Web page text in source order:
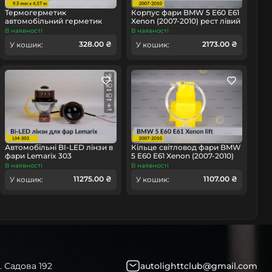
Термогерметик
автомобільний герметик
для фар Orgavyl Оргавіл
В наявності
У кошик: 328.00 ₴
Корпус фари BMW 5 E60 E61
Xenon (2007-2010) рест лівий
В наявності
У кошик: 2173.00 ₴
Автомобільні BI-LED лінзи в
фари Lemarix 303
В наявності
У кошик: 11275.00 ₴
Кільце світловод фари BMW
5 E60 E61 Xenon (2007-2010)
рест велике зовнішнє angel
В наявності
У кошик: 1107.00 ₴
Садова 192 autolighttclub@gmail.com